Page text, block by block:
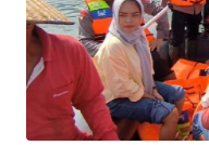
INDEKS
BERITA
KONTAK
KAMI